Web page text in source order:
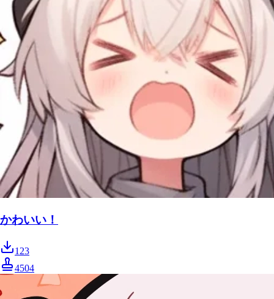
かわいい！
123
4504